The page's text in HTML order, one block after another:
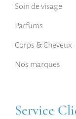
Soin de visage
Parfums
Corps & Cheveux
Nos marques
Service